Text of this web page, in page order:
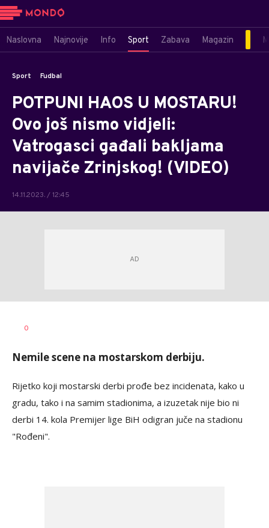
Naslovna Najnovije Info Sport Zabava Magazin
Sport Fudbal
POTPUNI HAOS U MOSTARU!
Ovo još nismo vidjeli:
Vatrogasci gađali bakljama
navijače Zrinjskog! (VIDEO)
14.11.2023. / 12:45
AUTOR
0
Nemile scene na mostarskom derbiju.
Rijetko koji mostarski derbi prođe bez incidenata, kako u
gradu, tako i na samim stadionima, a izuzetak nije bio ni
derbi 14. kola Premijer lige BiH odigran juče na stadionu
"Rođeni".